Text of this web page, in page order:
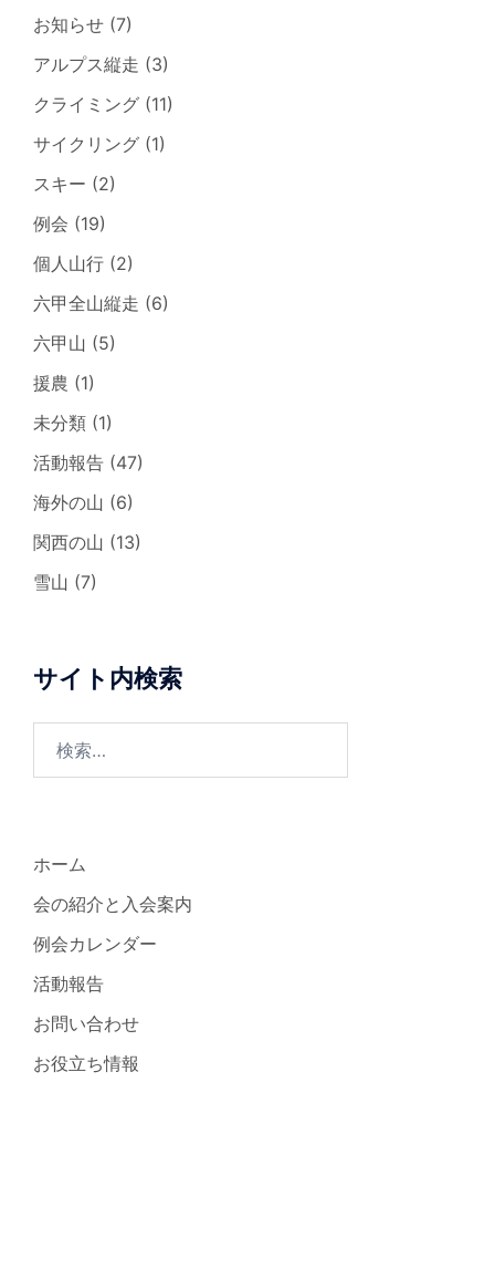
お知らせ (7)
アルプス縦走 (3)
クライミング (11)
サイクリング (1)
スキー (2)
例会 (19)
個人山行 (2)
六甲全山縦走 (6)
六甲山 (5)
援農 (1)
未分類 (1)
活動報告 (47)
海外の山 (6)
関西の山 (13)
雪山 (7)
サイト内検索
ホーム
会の紹介と入会案内
例会カレンダー
活動報告
お問い合わせ
お役立ち情報